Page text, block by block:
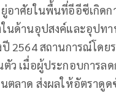
อาศัยในพื้นที่อีอีซีเกิดก
นด้านอุปสงค์และอุปทา
2564 สถานการณ์โดย
ว เมื่อผู้ประกอบการล
ตลาด ส่งผลให้อัตราดู